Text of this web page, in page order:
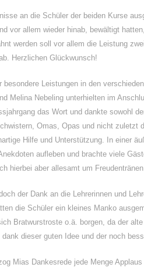
an die Schüler der beiden Kurse
vor allem wieder hinab, bewältigt
werden soll vor allem die Leistung
Herzlichen Glückwunsch!
besondere Leistungen in den
Melina Nebeling unterhielten im
das Wort und dankte sowohl
Omas, Opas und nicht zuletzt
Hilfe und Unterstützung. In einer
aufleben und brachte viele
hierbei aber allesamt um
der Dank an die Lehrerinnen und
die Schüler ein kleines Manko
Bratwurstroste o.ä. borgen, da der
dieser guten Idee und der noch
Mias Dankesrede jede Menge